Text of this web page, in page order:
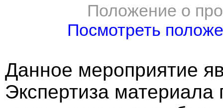
Положение о
Посмотреть
Данное мероприятие
Экспертиза